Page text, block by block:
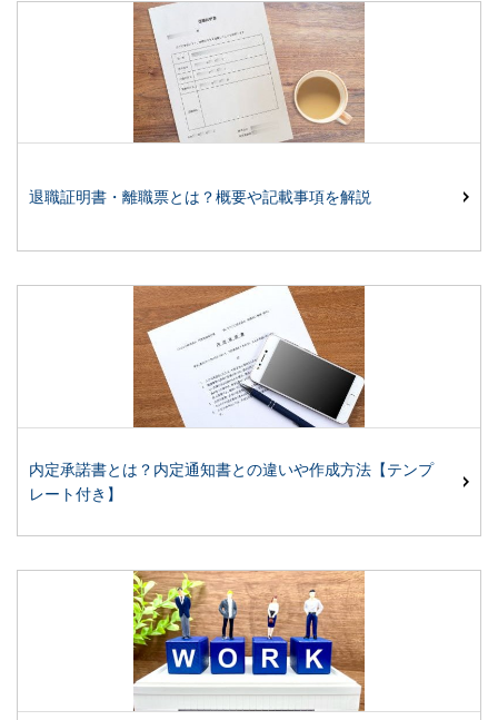
退職証明書・離職票とは？概要や記載事項を解説
内定承諾書とは？内定通知書との違いや作成方法【テンプ
レート付き】